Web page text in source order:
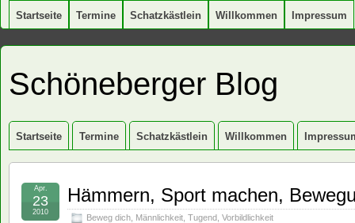
Startseite Termine Schatzkästlein Willkommen Impressum
Schöneberger Blog
Startseite Termine Schatzkästlein Willkommen
Hämmern, Sport machen,
Beweg dich Männlichkeit Tugend Vorbildlichkeit
Apr.
23
2010